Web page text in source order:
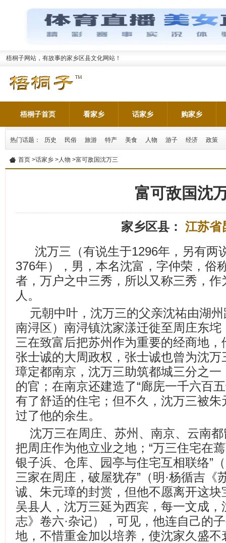
梧桐子网站，有故事的家乡区县文化网站！
梧桐子首页 看家乡 话家乡 购家乡
热门话题： 历史 民俗 旅游 特产 美食 人物 游子 经济 政策
首页 >话家乡 >人物 >富可敌国沈万三
富可敌国沈
家乡区县： 江苏省
沈万三（有说生于1296年，另有两
376年），男，本名沈富，字仲荣，俗
者，万户之中三秀，所以又称三秀，
人。
元朝中叶，沈万三的父亲沈祐由湖
南浔区）南浔镇沈家漾迁徙至周庄东
三在致富后把苏州作为重要的经商地
张士诚的大周政权，张士诚也曾为沈
璋定都南京，沈万三助筑都城三分之
的官；在南京还建造了“廊庑一千六百
有了舒适的住宅；但不久，沈万三被
过了他的余生。
沈万三在周庄、苏州、南京、云南
把周庄作为他立业之地；“万三住宅在
银子浜、仓库、园亭与住宅互相联络”
三家在周庄，破屋犹存”（明·杨循吉《
诚、朱元璋的封赏，但他不愿离开这
吴县人，沈万三延为西宾，每一文成，
志》卷六·杂记），可见，他连自己的
地，不惜重金加以培养，使沈家久盛不